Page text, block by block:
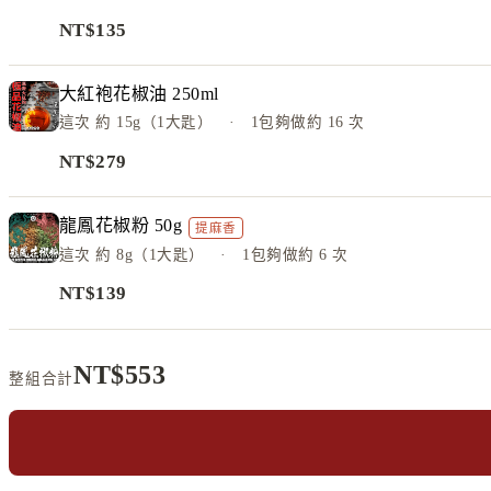
NT$135
大紅袍花椒油 250ml
這次約 15g（1大匙） · 1包夠做約 16 次
NT$279
龍鳳花椒粉 50g 提麻香
這次約 8g（1大匙） · 1包夠做約6 次
NT$139
整組合計NT$553